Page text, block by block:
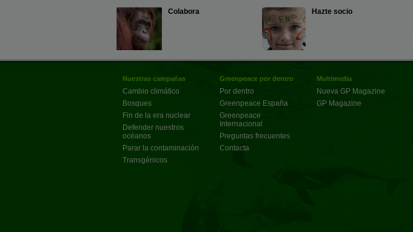
Colabora Hazte socio
Nuestras campañas
Cambio climático
Bosques
Fin de la era nuclear
Defender nuestros
océanos
Parar la contaminación
Transgénicos
Greenpeace por dentro
Por dentro
Greenpeace España
Greenpeace
Internacional
Preguntas frecuentes
Contacta
Multimedia
Nueva GP Magazine
GP Magazine